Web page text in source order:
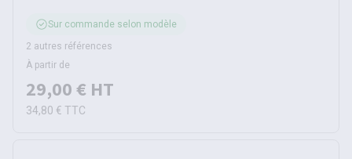
Sur commande selon modèle
2 autres références
À partir de
29,00 € HT
34,80 € TTC